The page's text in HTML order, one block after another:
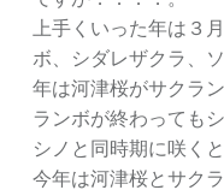
上手くいった年は３
ボ、シダレザクラ、
年は河津桜がサクラ
ランボが終わっても
シノと同時期に咲く
今年は河津桜とサク